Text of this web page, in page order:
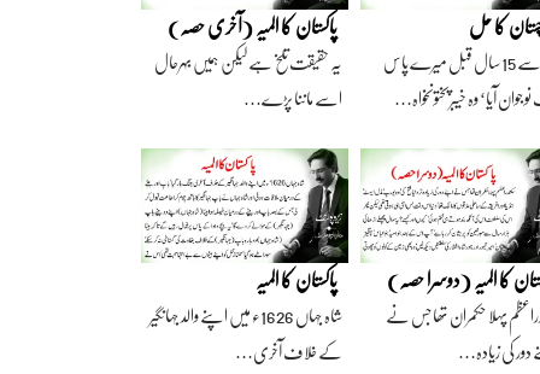
کا حل
آج سے 15 سال قبل میرے پاس
آیا‘ وہ خیبرپختونخواہ…
پاکستان کا المیہ (آخری حصہ)
یہ حقیقت تلخ ہے لیکن ہمیں بہرحال
اسے ماننا پڑے…
کا المیہ (دوسرا حصہ)
پہلا حکمران تھا جس نے
کی زیادہ…
پاکستان کا المیہ
شاہ جہاں 1626ء میں اپنے والد جہانگیر
کے خلاف آخری…